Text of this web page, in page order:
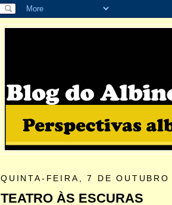
QUINTA-FEIRA, 7 DE
TEATRO ÀS ESCURAS